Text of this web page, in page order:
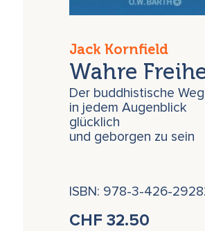
Jack Kornfield
Wahre
Der buddhistische
in jedem Augenblick
glücklich
und geborgen zu sein
ISBN: 978-3-426-
CHF32.50